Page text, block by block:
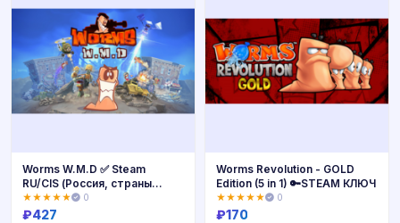
Worms W.M.D ✅ Steam
RU/CIS (Россия, страны
СНГ)+ Turkey
★★★★★ 0
₽427
Worms Revolution - GOLD
Edition (5 in 1) 🔑STEAM КЛЮЧ
★★★★★ 0
₽170